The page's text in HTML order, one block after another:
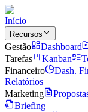
Início
Recursos
Gestão Dashboard
Tarefas
Kanban
Financeiro
Dash.
Relatórios
Marketing
Briefing